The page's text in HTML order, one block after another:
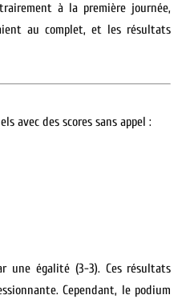
à la première journée,
au complet, et les résultats
avec des scores sans appel :
une égalité (3-3). Ces résultats
Cependant, le podium